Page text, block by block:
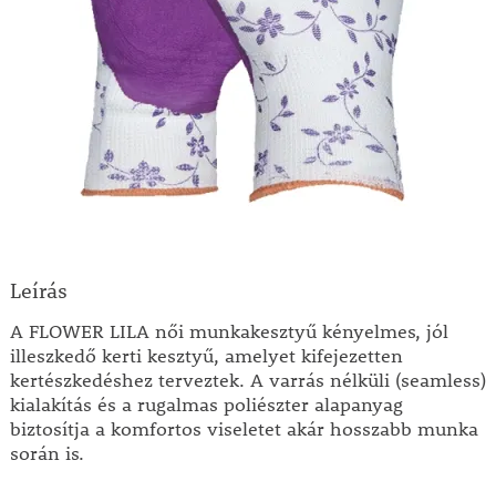
Leírás
A FLOWER LILA női munkakesztyű kényelmes, jól
illeszkedő kerti kesztyű, amelyet kifejezetten
kertészkedéshez terveztek. A varrás nélküli (seamless)
kialakítás és a rugalmas poliészter alapanyag
biztosítja a komfortos viseletet akár hosszabb munka
során is.